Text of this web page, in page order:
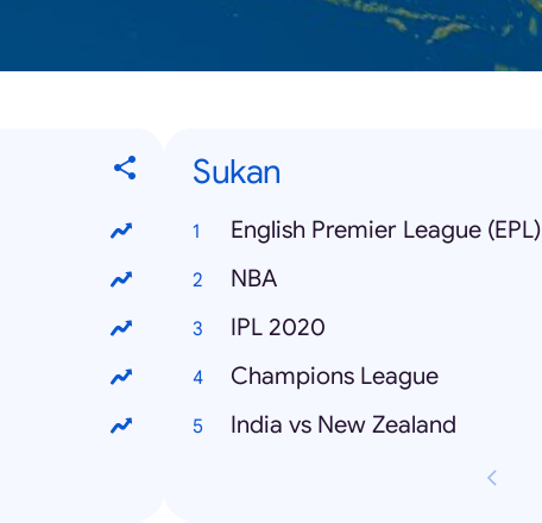
Sukan
English Premier League (EPL)
NBA
IPL 2020
Champions League
India vs New Zealand